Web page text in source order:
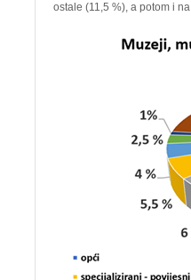
ostale (11,5 %), a potom i na